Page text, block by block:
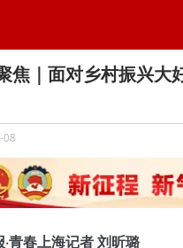
焦｜面对乡村振兴大
08
青春上海记者 刘昕璐